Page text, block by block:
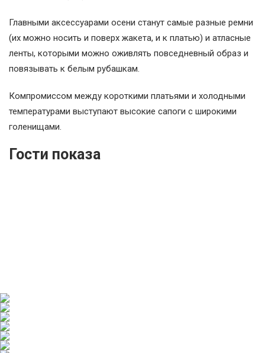
Главными аксессуарами осени станут самые разные ремни
(их можно носить и поверх жакета, и к платью) и атласные
ленты, которыми можно оживлять повседневный образ и
повязывать к белым рубашкам.
Компромиссом между короткими платьями и холодными
температурами выступают высокие сапоги с широкими
голенищами.
Гости показа